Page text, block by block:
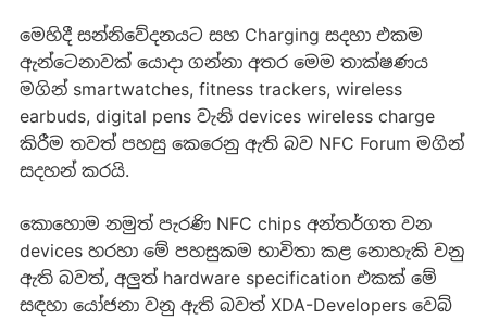
මෙහිදී සන්නිවේදනයට සහ Charging සදහා එකම
ඇන්ටෙනාවක් යොදා ගන්නා අතර මෙම තාක්ෂණය
මගින් smartwatches, fitness trackers, wireless
earbuds, digital pens වැනි devices wireless charge
කිරීම තවත් පහසු කෙරෙනු ඇති බව NFC Forum මගින්
සදහන් කරයි.
කොහොම නමුත් පැරණි NFC chips අන්තර්ගත වන
devices හරහා මේ පහසුකම භාවිතා කළ නොහැකි වනු
ඇති බවත්, අලුත් hardware specification එකක් මේ
සඳහා යෝජනා වනු ඇති බවත් XDA-Developers වෙබ්